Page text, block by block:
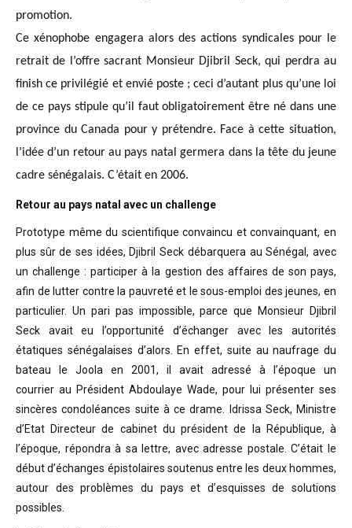
promotion.
Ce xénophobe engagera alors des actions syndicales pour le
retrait de l’offre sacrant Monsieur Djibril Seck, qui perdra au
finish ce privilégié et envié poste ; ceci d’autant plus qu’une loi
de ce pays stipule qu’il faut obligatoirement être né dans une
province du Canada pour y prétendre. Face à cette situation,
l’idée d’un retour au pays natal germera dans la tête du jeune
cadre sénégalais. C’était en 2006.
Retour au pays natal avec un challenge
Prototype même du scientifique convaincu et convainquant, en
plus sûr de ses idées, Djibril Seck débarquera au Sénégal, avec
un challenge : participer à la gestion des affaires de son pays,
afin de lutter contre la pauvreté et le sous-emploi des jeunes, en
particulier. Un pari pas impossible, parce que Monsieur Djibril
Seck avait eu l’opportunité d’échanger avec les autorités
étatiques sénégalaises d’alors. En effet, suite au naufrage du
bateau le Joola en 2001, il avait adressé à l’époque un
courrier au Président Abdoulaye Wade, pour lui présenter ses
sincères condoléances suite à ce drame. Idrissa Seck, Ministre
d’Etat Directeur de cabinet du président de
la République, à
l’époque, répondra à sa lettre, avec adresse postale. C’était le
début d’échanges épistolaires soutenus entre les deux hommes,
autour des problèmes du pays et d’esquisses de solutions
possibles.